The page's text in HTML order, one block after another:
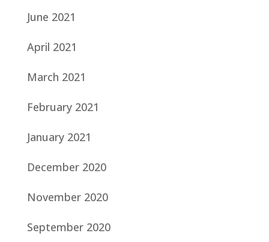
June 2021
April 2021
March 2021
February 2021
January 2021
December 2020
November 2020
September 2020